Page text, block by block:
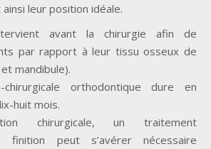
leur position idéale.
avant la chirurgie afin de
par rapport à leur tissu osseux de
mandibule).
orthodontique dure en
huit mois.
chirurgicale, un traitement
finition peut s’avérer nécessaire